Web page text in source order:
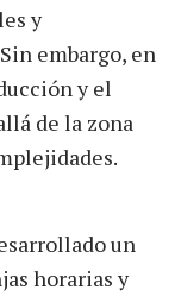
y
embargo, en
y el
de la zona
un
horarias y